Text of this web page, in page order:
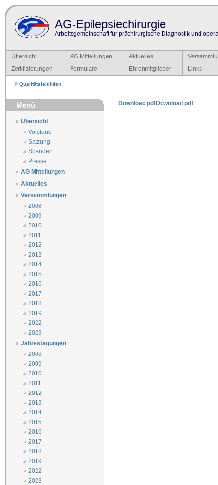
AG-Epilepsiechirurgie
Arbeitsgemeinschaft für prächirurgische Diagnostik und
Übersicht AG Mitteilungen Aktuelles
Zertifizierungen
Formulare Ehrenmitglieder Links
Qualitätsleitlinien
Menü
Übersicht
Vorstand
Satzung
Spenden
Presse
AG Mitteilungen
Aktuelles
Versammlungen
2008
2009
2010
2011
2012
2013
2014
2015
2016
2017
2018
2019
2022
2023
Jahrestagungen
2008
2009
2010
2011
2012
2013
2014
2015
2016
2017
2018
2019
2022
2023
Download pdfDownload pdf